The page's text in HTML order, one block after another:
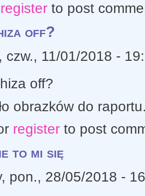
registerto post
off?
, czw., 11/01/2018 -
off?
obrazków do
registerto post
to mi się
, pon., 28/05/2018 -